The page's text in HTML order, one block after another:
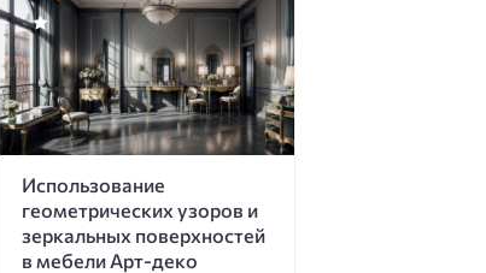
Использование
геометрических узоров и
зеркальных поверхностей
в мебели Арт-деко